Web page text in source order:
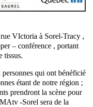
VIctoria à Sorel-Tracy ,
– conférence , portant
tissus.
qui ont bénéficié
étant de notre région ;
prendront la scène pour
-Sorel sera de la